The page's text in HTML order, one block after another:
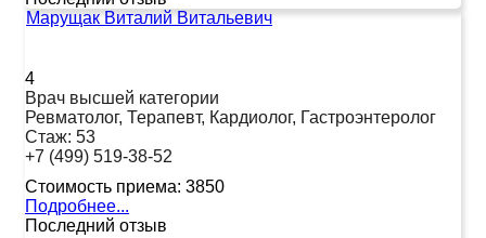
Марущак Виталий Витальевич
4
Врач высшей категории
Ревматолог, Терапевт, Кардиолог, Гастроэнтеролог
Стаж: 53
+7 (499) 519-38-52
Стоимость приема: 3850
Подробнее...
Последний отзыв